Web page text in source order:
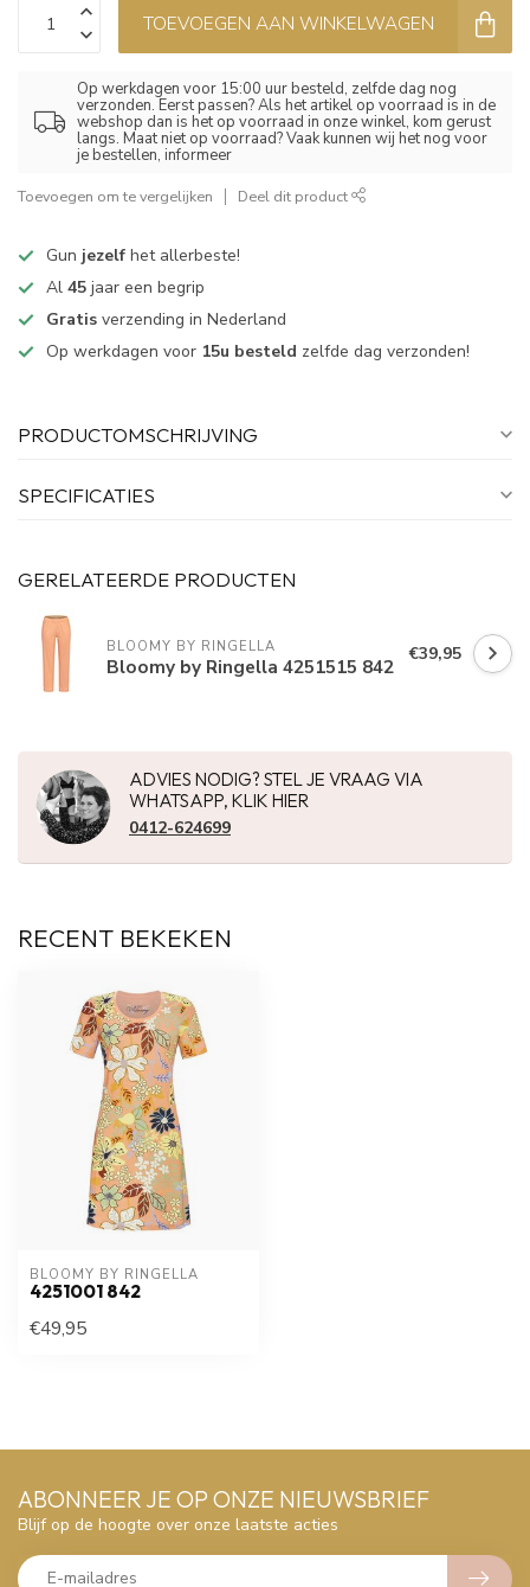
TOEVOEGEN AAN WINKELWAGEN
Op werkdagen voor 15:00 uur besteld, zelfde dag nog
verzonden. Eerst passen? Als het artikel op voorraad is in de
webshop dan is het op voorraad in onze winkel, kom gerust
langs. Maat niet op voorraad? Vaak kunnen wij het nog voor
je bestellen, informeer
Toevoegen om te vergelijken Deel dit product
Gun jezelf het allerbeste!
Al 45 jaar een begrip
Gratis verzending in Nederland
Op werkdagen voor 15u besteld zelfde dag verzonden!
PRODUCTOMSCHRIJVING
SPECIFICATIES
GERELATEERDE PRODUCTEN
BLOOMY BY RINGELLA
Bloomy by Ringella 4251515 842 €39,95
ADVIES NODIG? STEL JE VRAAG VIA
WHATSAPP, KLIK HIER
0412-624699
RECENT BEKEKEN
BLOOMY BY RINGELLA
4251001 842
€49,95
ABONNEER JE OP ONZE NIEUWSBRIEF
Blijf op de hoogte over onze laatste acties